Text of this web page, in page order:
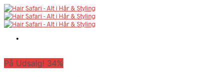
På Udsalg! 34%